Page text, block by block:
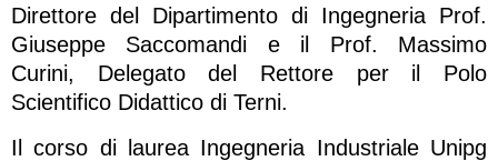
Direttore del Dipartimento di Ingegneria Prof.
Giuseppe Saccomandi e il Prof. Massimo
Curini, Delegato del Rettore per il Polo
Scientifico Didattico di Terni.
Il corso di laurea Ingegneria Industriale Unipg